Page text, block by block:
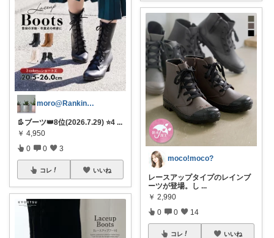
moro@Ranking ROOM
👢ブーツ👑8位(2026.7.29) ⭐4 ...
￥ 4,950
0 0 3
コレ いいね
moco!moco?
レースアップタイプのレインブ
ーツが登場。し ...
￥ 2,990
0 0 14
コレ いいね